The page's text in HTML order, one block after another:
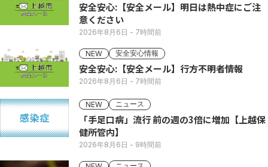
安全安心:【安全メール】明日は熱中症にご注
意ください
2026年8月6日 - 7時間前
NEW 安全安心情報
安全安心:【安全メール】行方不明者情報
2026年8月6日 - 7時間前
NEW ニュース
「手足口病」流行 前の週の3倍に増加【上越保
健所管内】
2026年8月6日 - 9時間前